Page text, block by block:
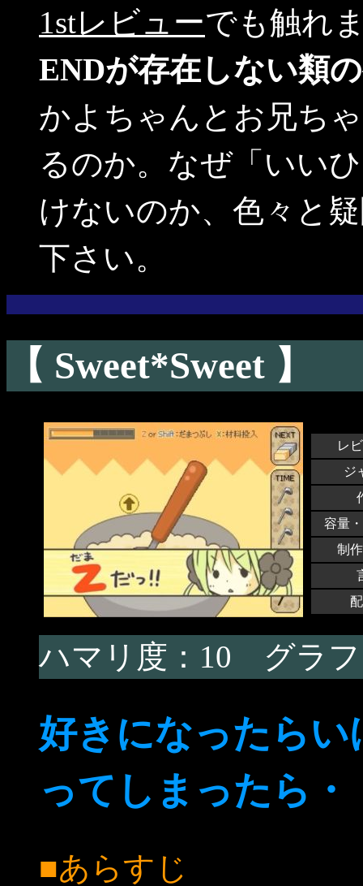
1stレビューでも触れ
ENDが存在しない類
かよちゃんとお兄ち
るのか。なぜ「いい
けないのか、色々と
下さい。
【 Sweet*Sweet 】
レ
ジ
容量
制
ハマリ度：10 グラ
好きになったら
ってしまったら・
■あらすじ